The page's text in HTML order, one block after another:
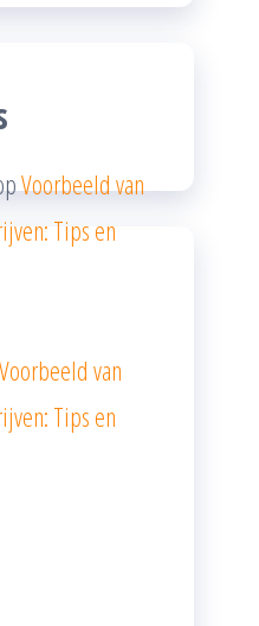
Voorbeeld van
Tips en
Voorbeeld van
Tips en